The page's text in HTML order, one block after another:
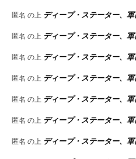
匿名 の上 ディープ・ステーター、
匿名 の上 ディープ・ステーター、
匿名 の上 ディープ・ステーター、
匿名 の上 ディープ・ステーター、
匿名 の上 ディープ・ステーター、
匿名 の上 ディープ・ステーター、
匿名 の上 ディープ・ステーター、